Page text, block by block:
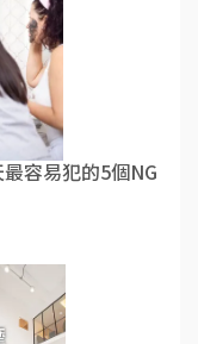
容易犯的5個NG